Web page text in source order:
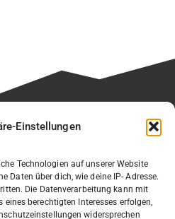
Einstellungen
Technologien auf unserer Website
Daten über dich, wie deine IP- Adresse.
Die Datenverarbeitung kann mit
berechtigten Interesses erfolgen,
widersprechen
Seite unseres Fördervereins: